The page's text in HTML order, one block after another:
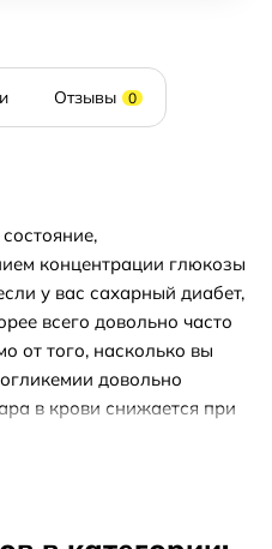
Отзывы 0
концентрации глюкозы
у вас сахарный диабет,
всего довольно часто
от того, насколько вы
довольно
в крови снижается при
приема пищи, после
или